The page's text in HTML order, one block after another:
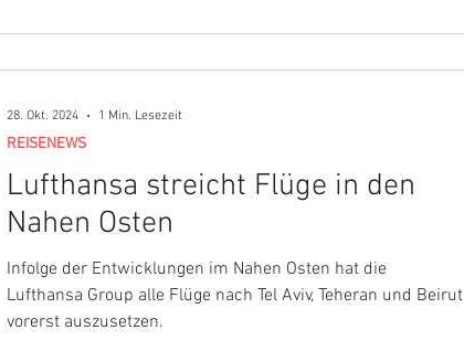
Lufthansa streicht Flüge in den
Nahen Osten
Infolge der Entwicklungen im Nahen Osten hat die
Lufthansa Group alle Flüge nach Tel Aviv, Teheran und Beirut
vorerst auszusetzen.
REISENEWS
28. Okt. 2024 1 Min. Lesezeit